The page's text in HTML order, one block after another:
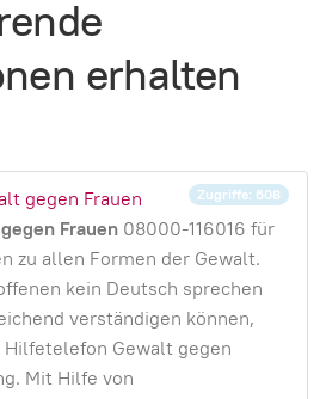
erhalten
gegen Frauen Zugriffe: 608
Frauen 08000-116016 für
zu allen Formen der Gewalt.
kein Deutsch sprechen
verständigen können,
Gewalt gegen
Mit Hilfe von